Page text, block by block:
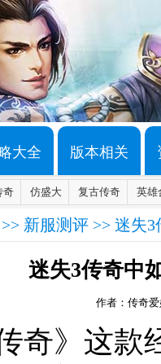
大全 版本相关
奇 仿盛大 复古传奇 英雄
>> 新服测评 >> 迷失
迷失3传奇中
作者：传奇
奇》这款